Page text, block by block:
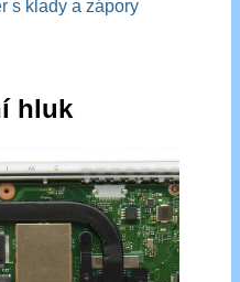
s klady a zápory
hluk